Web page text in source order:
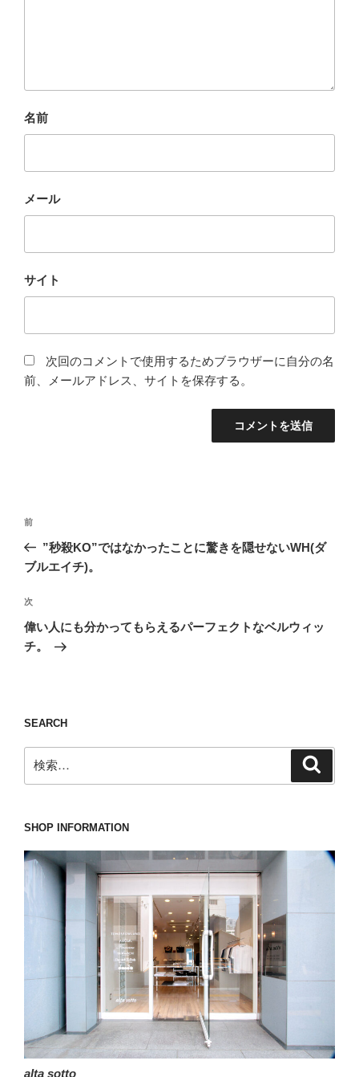
名前
メール
サイト
次回のコメントで使用するためブラウザーに自分の名
前、メールアドレス、サイトを保存する。
投
ナ
ゲ
ー
シ
前
の
投
前
”秒殺KO”ではなかったことに驚きを隠せないWH(ダ
ブルエイチ)。
次
の
投
次
偉い人にも分かってもらえるパーフェクトなベルウィッ
チ。
SEARCH
索:
SHOP INFORMATION
alta sotto